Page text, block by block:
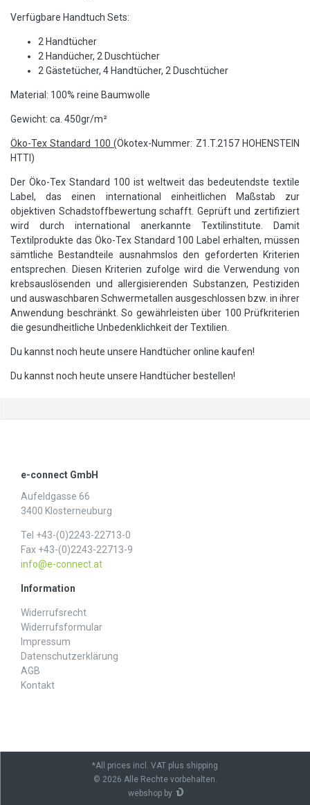
Verfügbare Handtuch Sets:
2 Handtücher
2 Handücher, 2 Duschtücher
2 Gästetücher, 4 Handtücher, 2 Duschtücher
Material: 100% reine Baumwolle
Gewicht: ca. 450gr/m²
Öko-Tex Standard 100 (Ökotex-Nummer: Z1.T.2157 HOHENSTEIN
HTTI)
Der Öko-Tex Standard 100 ist weltweit das bedeutendste textile
Label, das einen international einheitlichen Maßstab zur
objektiven Schadstoffbewertung schafft. Geprüft und zertifiziert
wird durch international anerkannte Textilinstitute. Damit
Textilprodukte das Öko-Tex Standard 100 Label erhalten, müssen
sämtliche Bestandteile ausnahmslos den geforderten Kriterien
entsprechen. Diesen Kriterien zufolge wird die Verwendung von
krebsauslösenden und allergisierenden Substanzen, Pestiziden
und auswaschbaren Schwermetallen ausgeschlossen bzw. in ihrer
Anwendung beschränkt. So gewährleisten über 100 Prüfkriterien
die gesundheitliche Unbedenklichkeit der Textilien.
Du kannst noch heute unsere Handtücher online kaufen!
Du kannst noch heute unsere Handtücher bestellen!
e-connect GmbH
Aufeldgasse 66
3400 Klosterneuburg
Tel +43-(0)2243-22713-0
Fax +43-(0)2243-22713-9
info@e-connect.at
Information
Widerrufs­recht
Widerrufs­formular
Impressum
Daten­schutz­erklärung
AGB
Kontakt
*All prices incl. VAT plus shipping
© 2026 Alle Rechte vorbehalten.
webshop by